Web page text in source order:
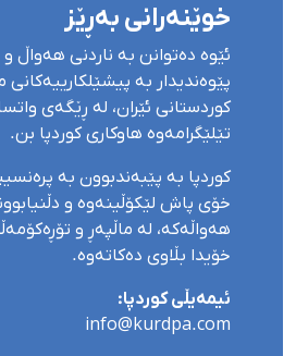
خوێنەرانی بەڕێز
ئێوە دەتوانن بە ناردنی هەواڵ و
پێوەندیدار بە
کوردستانی ئێران، لە ڕێگەی
تێلێگرامەوە هاوکاری کوردپا بن.
کوردپا بە پێبەندبوون بە
خۆی پاش لێکۆڵینەوە و
هەواڵەکە، لە ماڵپەڕ و
خۆیدا بڵاوی دەکاتەوە.
ئیمەیڵی کوردپا:
info@kurdpa.com